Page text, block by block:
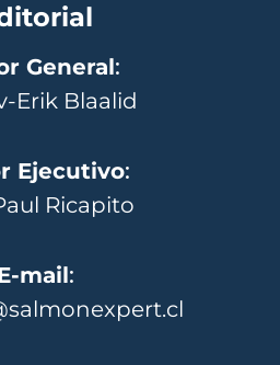
General:
Erik Blaalid
Ejecutivo:
Ricapito
mail: